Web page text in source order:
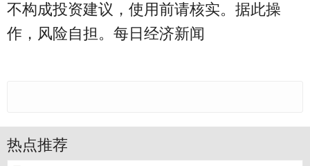
不构成投资建议，使用前请核实。据此操
作，风险自担。每日经济新闻
热点推荐